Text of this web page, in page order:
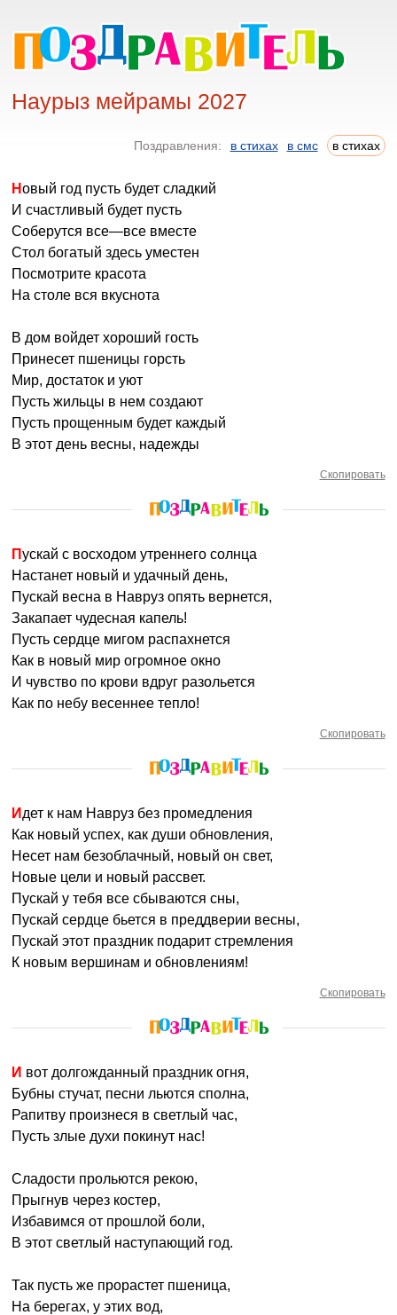
Наурыз мейрамы 2027
Поздравления: в стихах в смс в стихах
Новый год пусть будет сладкий
И счастливый будет пусть
Соберутся все—все вместе
Стол богатый здесь уместен
Посмотрите красота
На столе вся вкуснота
В дом войдет хороший гость
Принесет пшеницы горсть
Мир, достаток и уют
Пусть жильцы в нем создают
Пусть прощенным будет каждый
В этот день весны, надежды
Скопировать
Пускай с восходом утреннего солнца
Настанет новый и удачный день,
Пускай весна в Навруз опять вернется,
Закапает чудесная капель!
Пусть сердце мигом распахнется
Как в новый мир огромное окно
И чувство по крови вдруг разольется
Как по небу весеннее тепло!
Скопировать
Идет к нам Навруз без промедления
Как новый успех, как души обновления,
Несет нам безоблачный, новый он свет,
Новые цели и новый рассвет.
Пускай у тебя все сбываются сны,
Пускай сердце бьется в преддверии весны,
Пускай этот праздник подарит стремления
К новым вершинам и обновлениям!
Скопировать
И вот долгожданный праздник огня,
Бубны стучат, песни льются сполна,
Рапитву произнеся в светлый час,
Пусть злые духи покинут нас!
Сладости прольются рекою,
Прыгнув через костер,
Избавимся от прошлой боли,
В этот светлый наступающий год.
Так пусть же прорастет пшеница,
На берегах, у этих вод,